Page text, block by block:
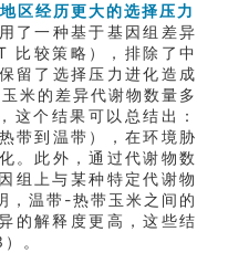
区经历更大的选择压力
了一种基于基因组差异
比较策略），排除了中
留了选择压力进化造成
米的差异代谢物数量多
这个结果可以总结出：
带到温带），在环境胁
。此外，通过代谢物数
组上与某种特定代谢物
，温带-热带玉米之间的
的解释度更高，这些结
。